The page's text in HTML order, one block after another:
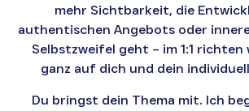
mehr Sichtbarkeit, die
authentischen Angebots oder
Selbstzweifel geht – im 1:1 richten
ganz auf dich und dein
Du bringst dein Thema mit. Ich